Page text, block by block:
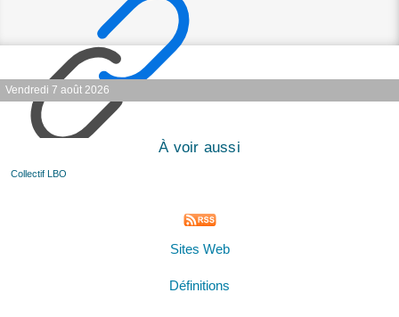
Vendredi 7 août 2026
À voir aussi
Collectif LBO
Sites Web
Définitions